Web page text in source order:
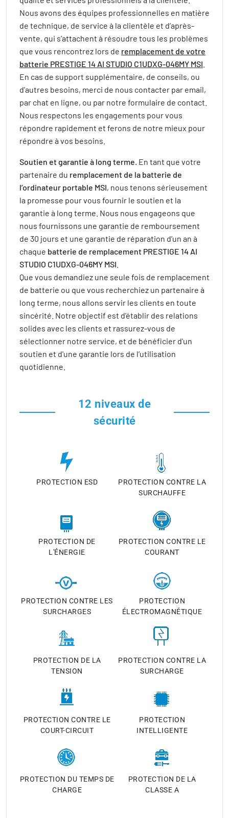
Nous avons des équipes professionnelles en matière
de technique, de service à la clientèle et d’après-
vente, qui s’attachent à résoudre tous les problèmes
que vous rencontrez lors de remplacement de votre
batterie PRESTIGE 14 AI STUDIO C1UDXG-046MY MSI
En cas de support supplémentaire, de conseils, ou
d'autres besoins, merci de nous contacter par email,
par chat en ligne, ou par notre formulaire de contact.
Nous respectons les engagements pour vous
répondre rapidement et ferons de notre mieux pour
répondre à vos besoins.
Soutien et garantie à long terme. En tant que votre
partenaire du remplacement de la batterie de
l’ordinateur portable MSI, nous tenons sérieusement
la promesse pour vous fournir le soutien et la
garantie à long terme. Nous nous engageons que
nous fournissons une garantie de remboursement
de 30 jours et une garantie de réparation d’un an à
chaque batterie de remplacement PRESTIGE 14 AI
STUDIO C1UDXG-046MY MSI
Que vous demandiez une seule fois de remplacement
de batterie ou que vous recherchiez un partenaire à
long terme, nous allons servir les clients en toute
sincérité. Notre objectif est d’établir des relations
solides avec les clients et rassurez-vous de
sélectionner notre service, et de bénéficier d'un
soutien et d'une garantie lors de l’utilisation
quotidienne.
12 niveaux de
sécurité
PROTECTION ESD
PROTECTION CONTRE LA
SURCHAUFFE
PROTECTION DE
L'ÉNERGIE
PROTECTION CONTRE LE
COURANT
PROTECTION CONTRE LES
SURCHARGES
PROTECTION
ÉLECTROMAGNÉTIQUE
PROTECTION DE LA
TENSION
PROTECTION CONTRE LA
SURCHARGE
PROTECTION CONTRE LE
COURT-CIRCUIT
PROTECTION
INTELLIGENTE
PROTECTION DU TEMPS DE
CHARGE
PROTECTION DE LA
CLASSE A